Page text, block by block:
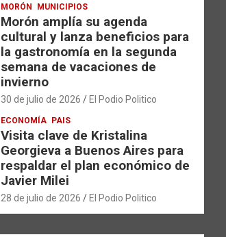
MORÓN MUNICIPIOS
Morón amplía su agenda
cultural y lanza beneficios para
la gastronomía en la segunda
semana de vacaciones de
invierno
30 de julio de 2026 El Podio Politico
ECONOMÍA PAIS
Visita clave de Kristalina
Georgieva a Buenos Aires para
respaldar el plan económico de
Javier Milei
28 de julio de 2026 El Podio Politico